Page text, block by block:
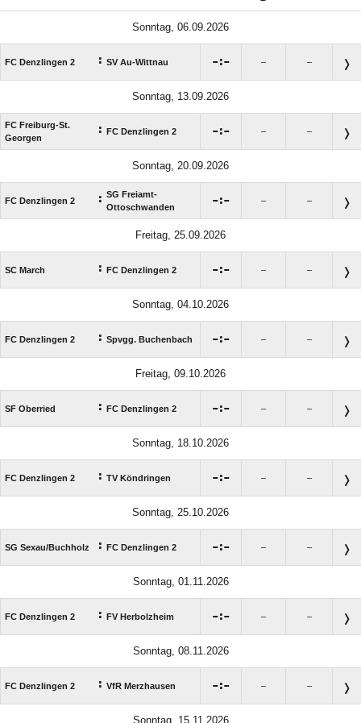
Sonntag, 06.09.2026
FC Denzlingen 2 : SV Au-Wittnau : – –
Sonntag, 13.09.2026
FC Freiburg-St.
Georgen
: FC Denzlingen 2 : – –
Sonntag, 20.09.2026
FC Denzlingen 2 : SG Freiamt-
Ottoschwanden
: – –
Freitag, 25.09.2026
SC March : FC Denzlingen 2 : – –
Sonntag, 04.10.2026
FC Denzlingen 2 : Spvgg. Buchenbach : – –
Freitag, 09.10.2026
SF Oberried : FC Denzlingen 2 : – –
Sonntag, 18.10.2026
FC Denzlingen 2 : TV Köndringen : – –
Sonntag, 25.10.2026
SG Sexau/​Buchholz : FC Denzlingen 2 : – –
Sonntag, 01.11.2026
FC Denzlingen 2 : FV Herbolzheim : – –
Sonntag, 08.11.2026
FC Denzlingen 2 : VfR Merzhausen : – –
Sonntag, 15.11.2026